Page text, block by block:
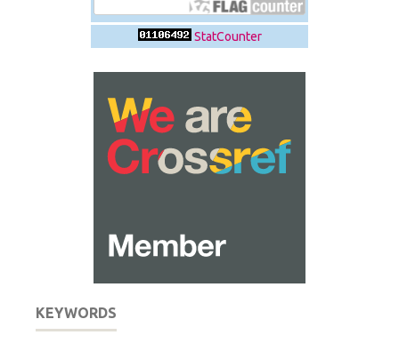
StatCounter
KEYWORDS